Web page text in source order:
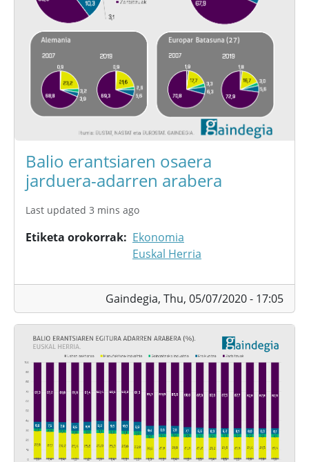
Balio erantsiaren osaera
jarduera-adarren arabera
Last updated 3 mins ago
Etiketa orokorrak
Ekonomia
Euskal Herria
Gaindegia, Thu, 05/07/2020 - 17:05